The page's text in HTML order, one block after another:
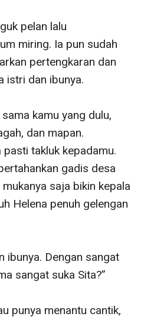
pelan lalu
miring. Ia pun sudah
pertengkaran dan
istri dan ibunya.
kamu yang dulu,
dan mapan.
takluk kepadamu.
gadis desa
saja bikin kepala
Helena penuh gelengan
ibunya. Dengan sangat
sangat suka Sita?”
punya menantu cantik,